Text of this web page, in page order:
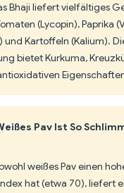
Bhaji liefert vielfältiges
(Lycopin), Paprika
und Kartoffeln (Kalium).
bietet Kurkuma,
Pav Ist So
weißes Pav einen
hat (etwa 70), liefert